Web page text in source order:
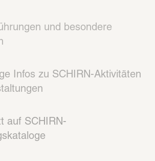
und besondere
Infos zu SCHIRN-Aktivitäten
auf SCHIRN-